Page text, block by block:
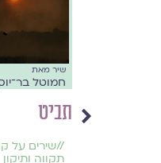
שיר מאת
חמוטל
תביט
//שירים על
תקווה ותיקון